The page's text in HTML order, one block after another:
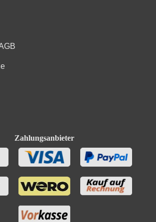
davon Zucker
gesättigten Fettsäuren, Eiweiß und Salz
Zahlungsanbieter